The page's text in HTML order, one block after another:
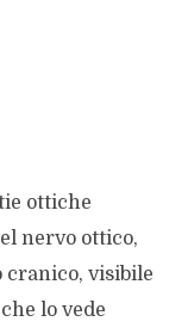
ottiche
nervo ottico,
cranico, visibile
lo vede